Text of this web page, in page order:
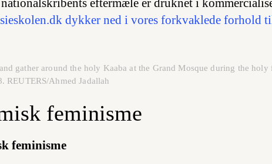
nationalskribents eftermæle er druknet i
dykker ned i vores forkvaklede forhold
gather around the holy Kaaba at the Grand Mosque during the
REUTERS/Ahmed Jadallah
feminisme
feminisme